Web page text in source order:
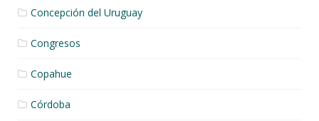
Concepción del Uruguay
Congresos
Copahue
Córdoba